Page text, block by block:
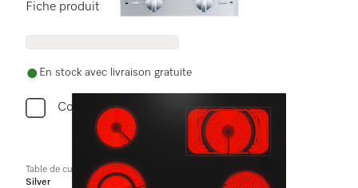
Fiche produit
En stock avec livraison gratuite
Comparer
Table de cuisson vitrocéramique
Silver